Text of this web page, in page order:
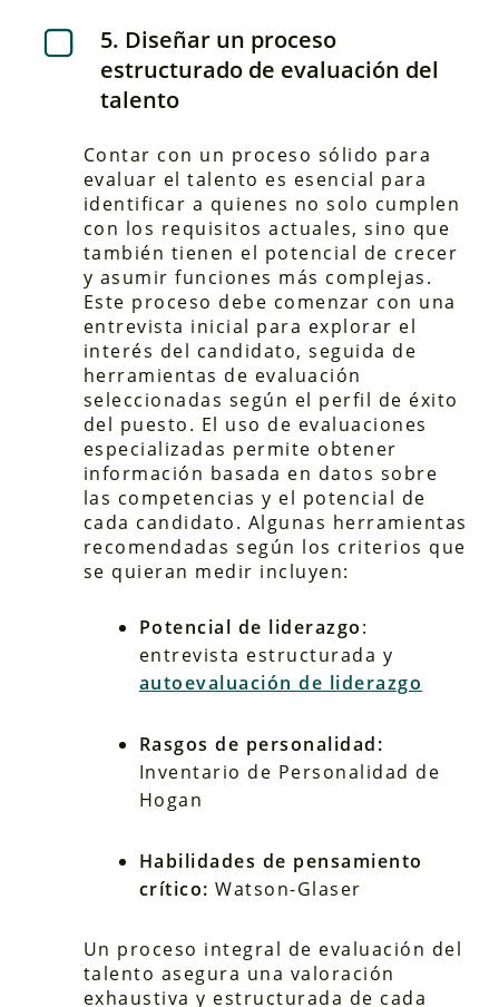
5. Diseñar un proceso
estructurado de evaluación del
talento
Contar con un proceso sólido para
evaluar el talento es esencial para
identificar a quienes no solo cumplen
con los requisitos actuales, sino que
también tienen el potencial de crecer
y asumir funciones más complejas.
Este proceso debe comenzar con una
entrevista inicial para explorar el
interés del candidato, seguida de
herramientas de evaluación
seleccionadas según el perfil de éxito
del puesto. El uso de evaluaciones
especializadas permite obtener
información basada en datos sobre
las competencias y el potencial de
cada candidato. Algunas herramientas
recomendadas según los criterios que
se quieran medir incluyen:
Potencial de liderazgo:
entrevista estructurada y
autoevaluación de liderazgo
Rasgos de personalidad:
Inventario de Personalidad de
Hogan
Habilidades de pensamiento
crítico:Watson-Glaser
Un proceso integral de evaluación del
talento asegura una valoración
exhaustiva y estructurada de cada